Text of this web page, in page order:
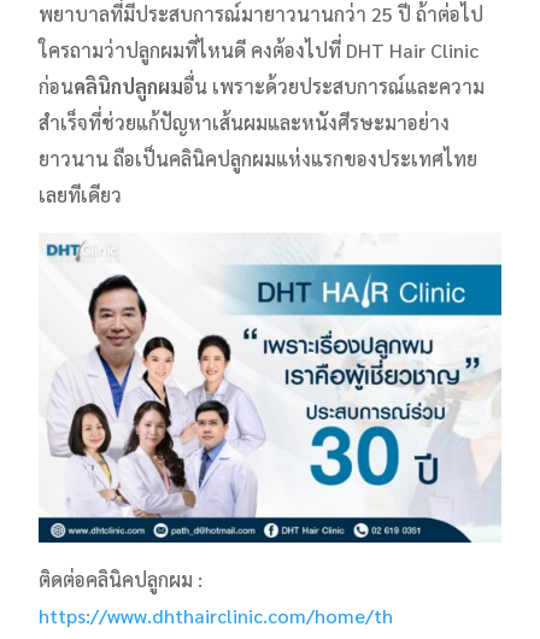
พยาบาลที่มีประสบการณ์มายาวนานกว่า 25 ปี ถ้าต่อไป
ใครถามว่าปลูกผมที่ไหนดี คงต้องไปที่ DHT Hair Clinic
ก่อนคลินิกปลูกผมอื่น เพราะด้วยประสบการณ์และความ
สำเร็จที่ช่วยแก้ปัญหาเส้นผมและหนังศีรษะมาอย่าง
ยาวนาน ถือเป็นคลินิคปลูกผมแห่งแรกของประเทศไทย
เลยทีเดียว
ติดต่อคลินิคปลูกผม :
https://www.dhthairclinic.com/home/th